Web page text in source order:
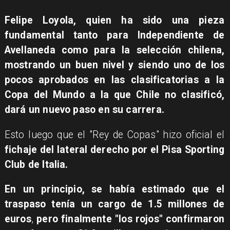
Felipe Loyola, quien ha sido una pieza
fundamental tanto para
Independiente de
Avellaneda como para la selección chilena,
mostrando un buen nivel y siendo uno de los
pocos aprobados en las clasificatorias a la
Copa del Mundo a la que Chile no clasificó,
dará un nuevo paso en su carrera.
Esto luego que el "Rey de Copas" hizo oficial el
fichaje del lateral derecho por el Pisa Sporting
Club de Italia.
En un principio, se había estimado que el
traspaso tenía un cargo de 1.5 millones de
euros, pero finalmente "los rojos" confirmaron